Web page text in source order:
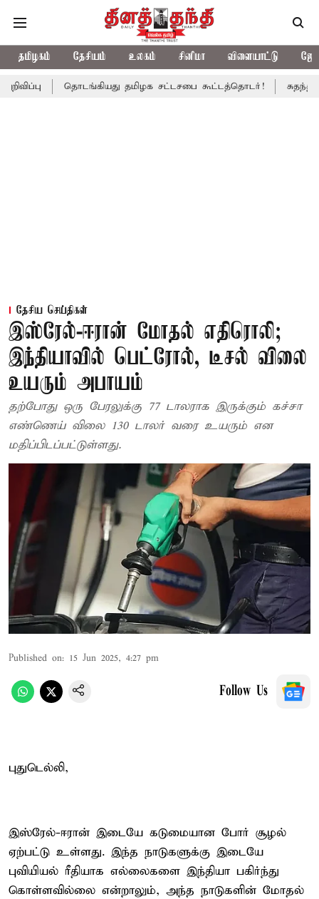
தமிழகம் தேசியம் உலகம் சினிமா விளையாட்டு
தொடங்கியது தமிழக சட்டசபை கூட்டத்தொடர்! சுதந்திர தின
தேசிய செய்திகள்
இஸ்ரேல்-ஈரான் மோதல் எதிரொலி;
இந்தியாவில் பெட்ரோல், டீசல் விலை
உயரும் அபாயம்
தற்போது ஒரு பேரலுக்கு 77 டாலராக இருக்கும் கச்சா
எண்ணெய் விலை 130 டாலர் வரை உயரும் என
மதிப்பிடப்பட்டுள்ளது.
Published on: 15 Jun 2025, 4:27 pm
Follow Us
புதுடெல்லி,
இஸ்ரேல்-ஈரான் இடையே கடுமையான போர் சூழல்
ஏற்பட்டு உள்ளது. இந்த நாடுகளுக்கு இடையே
புவியியல் ரீதியாக எல்லைகளை இந்தியா பகிர்ந்து
கொள்ளவில்லை என்றாலும், அந்த நாடுகளின் மோதல்